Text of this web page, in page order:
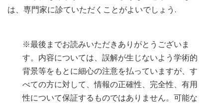
は、専門家に診ていただくことがよいでしょう.
※最後までお読みいただきありがとうございま
す。内容については、誤解が生じないよう学術的
背景等をもとに細心の注意を払っていますが、す
べての方に対して、情報の正確性、完全性、有用
性について保証するものではありません。可能な